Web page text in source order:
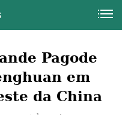
Pagode
em
da China